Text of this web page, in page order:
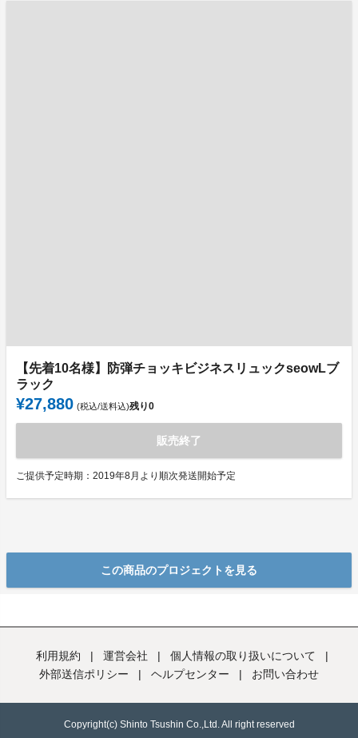
【先着10名様】防弾チョッキビジネスリュックseowLブ
ラック
¥27,880 (税込/送料込)残り0
販売終了
ご提供予定時期：2019年8月より順次発送開始予定
この商品のプロジェクトを見る
利用規約 | 運営会社 | 個人情報の取り扱いについて
|
外部送信ポリシー
| ヘルプセンター | お問い合わせ
Copyright(c) Shinto Tsushin Co.,Ltd. All right reserved